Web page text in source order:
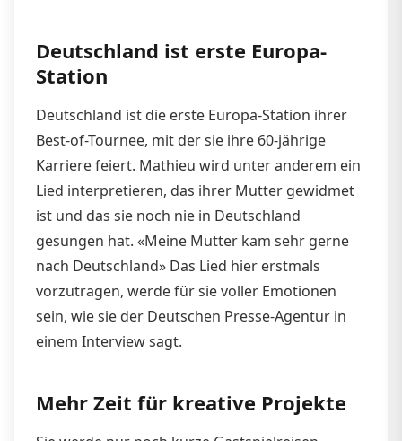
Deutschland ist erste Europa-
Station
Deutschland ist die erste Europa-Station ihrer
Best-of-Tournee, mit der sie ihre 60-jährige
Karriere feiert. Mathieu wird unter anderem ein
Lied interpretieren, das ihrer Mutter gewidmet
ist und das sie noch nie in Deutschland
gesungen hat. «Meine Mutter kam sehr gerne
nach Deutschland» Das Lied hier erstmals
vorzutragen, werde für sie voller Emotionen
sein, wie sie der Deutschen Presse-Agentur in
einem Interview sagt.
Mehr Zeit für kreative Projekte